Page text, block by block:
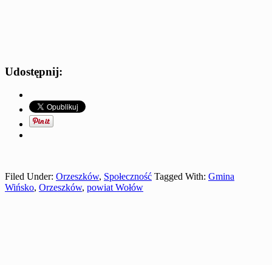
Udostępnij:
Filed Under: Orzeszków, Społeczność Tagged With: Gmina
Wińsko, Orzeszków, powiat Wołów